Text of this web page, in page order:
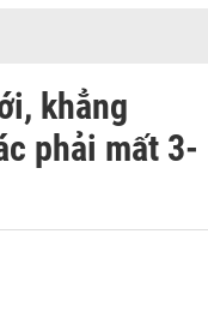
khẳng
phải mất 3-